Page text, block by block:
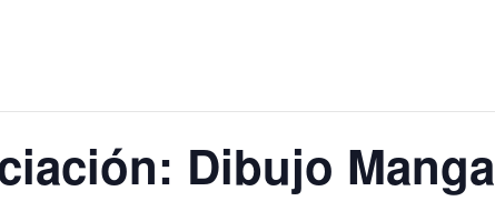
Dibujo Manga